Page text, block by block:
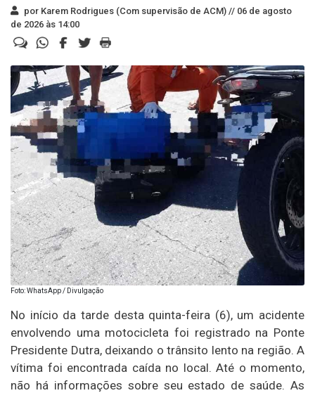
por Karem Rodrigues (Com supervisão de ACM) // 06 de agosto
de 2026 às 14:00
Foto: WhatsApp / Divulgação
No início da tarde desta quinta-feira (6), um acidente
envolvendo uma motocicleta foi registrado na Ponte
Presidente Dutra, deixando o trânsito lento na região. A
vítima foi encontrada caída no local. Até o momento,
não há informações sobre seu estado de saúde. As